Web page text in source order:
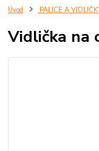
Úvod PALICE A
Vidlička na